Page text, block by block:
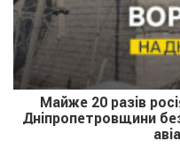
Майже 20 разів
Дніпропетровщини